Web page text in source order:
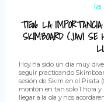
T1E06 LA
SKIMBOARD (JAVI SE
Hoy ha sido un dia muy
seguir practicando
sesión de Skim en el Pirata
montón en tan solo 1 hora y
llegar a la ola y nos